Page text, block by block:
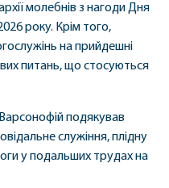
молебнів з нагоди Дня
року. Крім того,
на прийдешні
питань, що стосуються
подякував
служіння, плідну
у подальших трудах на